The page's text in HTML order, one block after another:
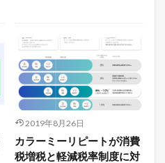
2019年8月26日
カラーミーリピートが消費
税増税と軽減税率制度に対